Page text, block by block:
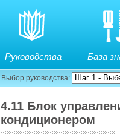
Руководства База
Выбор руководства:
4.11 Блок
кондиционером